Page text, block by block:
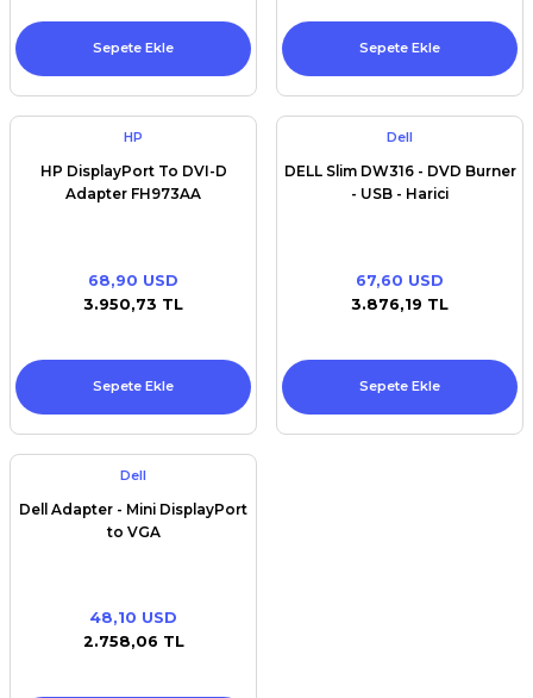
Sepete Ekle Sepete Ekle
HP
HP DisplayPort To DVI-D
Adapter FH973AA
68,90 USD
3.950,73 TL
Sepete Ekle
Dell
DELL Slim DW316 - DVD Burner
- USB - Harici
67,60 USD
3.876,19 TL
Sepete Ekle
Dell
Dell Adapter - Mini DisplayPort
to VGA
48,10 USD
2.758,06 TL